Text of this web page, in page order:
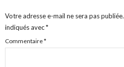
Votre adresse e-mail ne sera pas publiée.
indiqués avec*
Commentaire*